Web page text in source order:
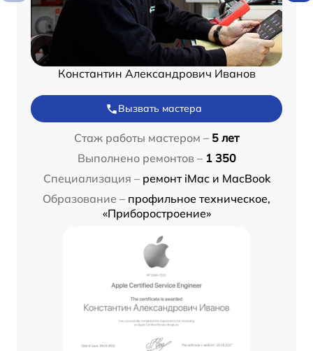
Константин Александрович Иванов
Вызвать мастера
Стаж работы мастером – 5 лет
Выполнено ремонтов – 1 350
Специализация – ремонт iMac и MacBook
Образование – профильное техническое,
«Приборостроение»